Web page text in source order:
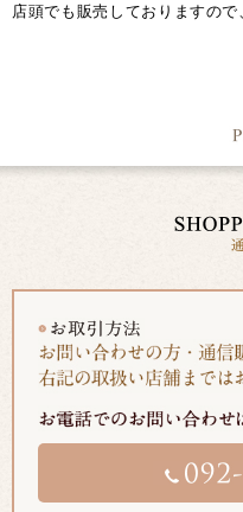
店頭でも販売しておりますので